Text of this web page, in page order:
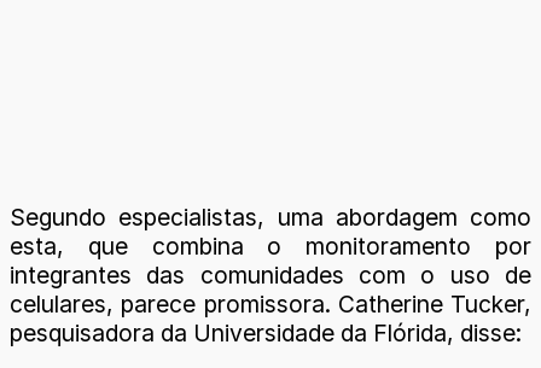
Segundo especialistas, uma abordagem como
esta, que combina o monitoramento por
integrantes das comunidades com o uso de
celulares, parece promissora. Catherine Tucker,
pesquisadora da Universidade da Flórida, disse: